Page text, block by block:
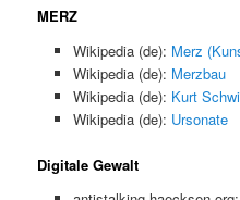
MERZ
Wikipedia (de): Merz
Wikipedia (de): Merzbau
Wikipedia (de): Kurt
Wikipedia (de): Ursonate
Digitale Gewalt